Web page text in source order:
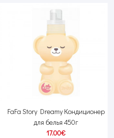
FaFa Story Dreamy Кондиционер
для белья 450г
17.00€